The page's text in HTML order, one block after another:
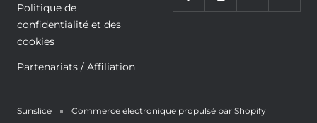
Politique de
confidentialité et des
cookies
Partenariats / Affiliation
Sunslice Commerce électronique propulsé par Shopify